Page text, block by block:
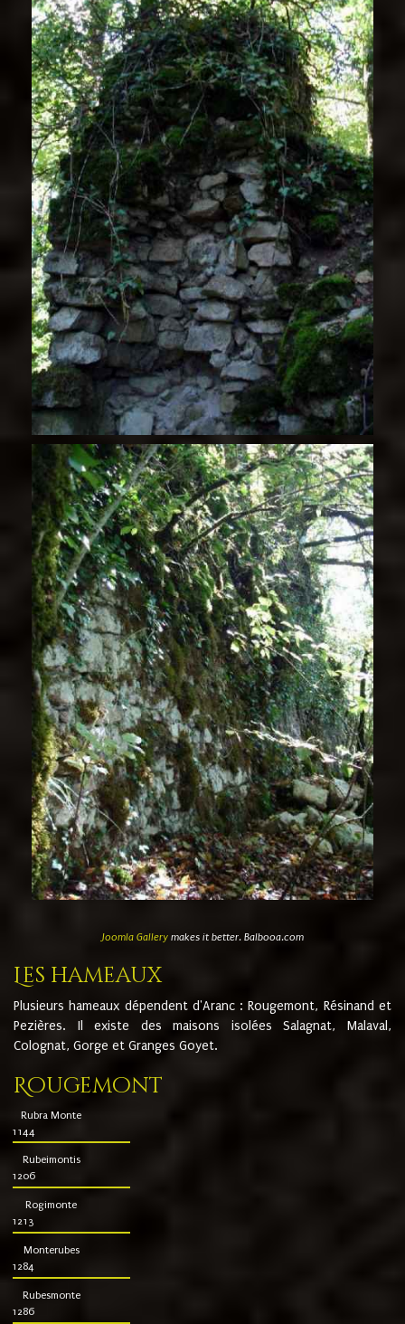
Joomla Gallerymakes it better. Balbooa.com
Les hameaux
Plusieurs hameaux dépendent d'Aranc : Rougemont, Résinand et
Pezières. Il existe des maisons isolées Salagnat, Malaval,
Colognat, Gorge et Granges Goyet.
Rougemont
Rubra Monte
1144
Rubeimontis
1206
Rogimonte
1213
Monterubes
1284
Rubesmonte
1286